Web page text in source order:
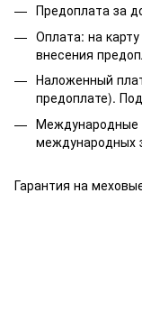
Предоплата за
Оплата: на
внесения
Наложенный
предоплате).
Международные
международных
Гарантия на